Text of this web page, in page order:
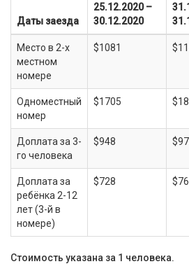
Даты заезда
25.12.2020 –
30.12.2020
Место в 2-х
местном
номере
$1081
Одноместный
номер
$1705
Доплата за 3-
го человека
$948
Доплата за
ребёнка 2-12
лет (3-й в
номере)
$728
Стоимость указана за 1 человека.